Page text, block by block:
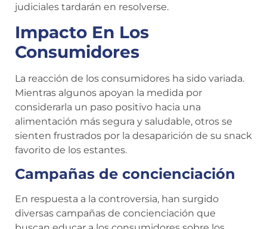
judiciales tardarán en resolverse.
Impacto En Los
Consumidores
La reacción de los consumidores ha sido variada.
Mientras algunos apoyan la medida por
considerarla un paso positivo hacia una
alimentación más segura y saludable, otros se
sienten frustrados por la desaparición de su snack
favorito de los estantes.
Campañas de concienciación
En respuesta a la controversia, han surgido
diversas campañas de concienciación que